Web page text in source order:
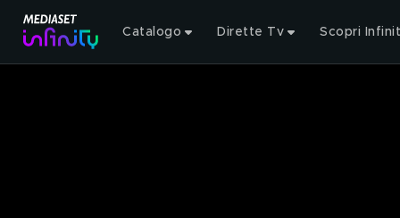
Catalogo Dirette Tv Scopri